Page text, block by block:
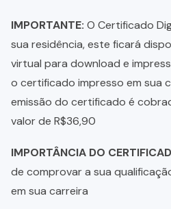
IMPORTANTE: O Certificado
sua residência, este ficará
virtual para download e
o certificado impresso em sua
emissão do certificado é
valor de R$36,90
IMPORTÂNCIA DO
de comprovar a sua
em sua carreira